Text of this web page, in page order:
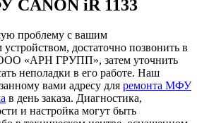
CANON iR 1133
проблему с вашим
достаточно позвонить в
«АРН ГРУПП», затем уточнить
неполадки в его работе. Наш
вами адресу для ремонта МФУ
в день заказа. Диагностика,
и настройка могут быть